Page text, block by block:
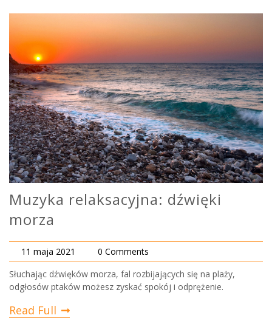
Muzyka relaksacyjna: dźwięki
morza
11 maja 2021
0 Comments
Słuchając dźwięków morza, fal rozbijających się na plaży,
odgłosów ptaków możesz zyskać spokój i odprężenie.
Read Full